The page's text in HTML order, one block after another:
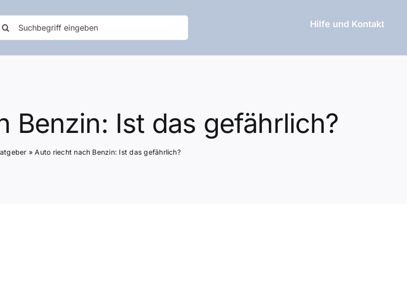
Hilfe und Kontakt
Benzin: Ist das gefährlich?
»Auto riecht nach Benzin: Ist das gefährlich?